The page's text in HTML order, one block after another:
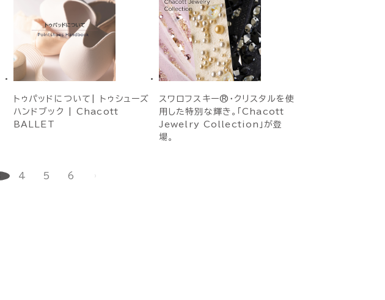
トゥパッドについて| トゥシューズ
ハンドブック | Chacott
BALLET
スワロフスキー®・クリスタルを使
用した特別な輝き。「Chacott
Jewelry Collection」が登
場。
4 5 6